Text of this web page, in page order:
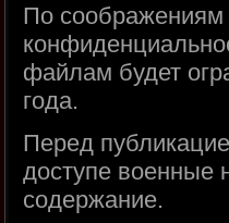
По соображениям
файлам будет
года.
Перед
доступе военные
содержание.